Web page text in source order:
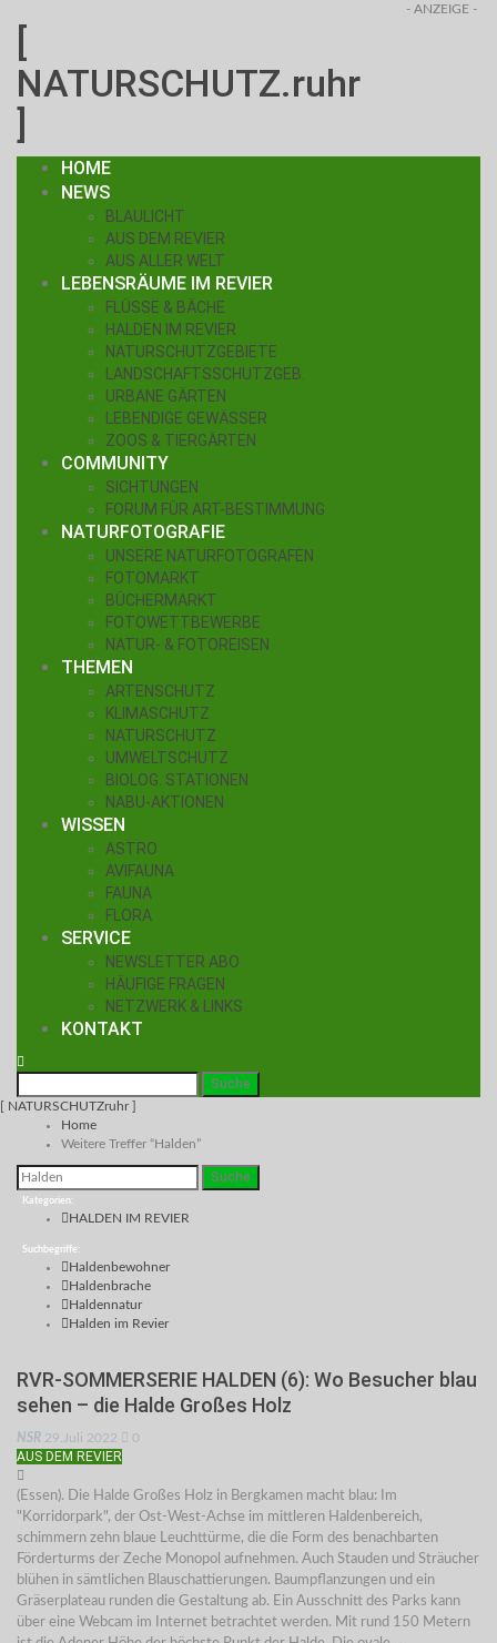
[
NATURSCHUTZ.ruhr
]
- ANZEIGE -
HOME
NEWS
BLAULICHT
AUS DEM REVIER
AUS ALLER WELT
LEBENSRÄUME IM REVIER
FLÜSSE & BÄCHE
HALDEN IM REVIER
NATURSCHUTZGEBIETE
LANDSCHAFTSSCHUTZGEB.
URBANE GÄRTEN
LEBENDIGE GEWÄSSER
ZOOS & TIERGÄRTEN
COMMUNITY
SICHTUNGEN
FORUM FÜR ART-BESTIMMUNG
NATURFOTOGRAFIE
UNSERE NATURFOTOGRAFEN
FOTOMARKT
BÜCHERMARKT
FOTOWETTBEWERBE
NATUR- & FOTOREISEN
THEMEN
ARTENSCHUTZ
KLIMASCHUTZ
NATURSCHUTZ
UMWELTSCHUTZ
BIOLOG. STATIONEN
NABU-AKTIONEN
WISSEN
ASTRO
AVIFAUNA
FAUNA
FLORA
SERVICE
NEWSLETTER ABO
HÄUFIGE FRAGEN
NETZWERK & LINKS
KONTAKT
[ NATURSCHUTZruhr ]
Home
Weitere Treffer “Halden”
Kategorien:
HALDEN IM REVIER
Suchbegriffe:
Haldenbewohner
Haldenbrache
Haldennatur
Halden im Revier
RVR-SOMMERSERIE HALDEN (6): Wo Besucher blau
sehen – die Halde Großes Holz
NSR 29.Juli 2022 0
AUS DEM REVIER
(Essen). Die Halde Großes Holz in Bergkamen macht blau: Im
"Korridorpark", der Ost-West-Achse im mittleren Haldenbereich,
schimmern zehn blaue Leuchttürme, die die Form des benachbarten
Förderturms der Zeche Monopol aufnehmen. Auch Stauden und Sträucher
blühen in sämtlichen Blauschattierungen. Baumpflanzungen und ein
Gräserplateau runden die Gestaltung ab. Ein Ausschnitt des Parks kann
über eine Webcam im Internet betrachtet werden. Mit rund 150 Metern